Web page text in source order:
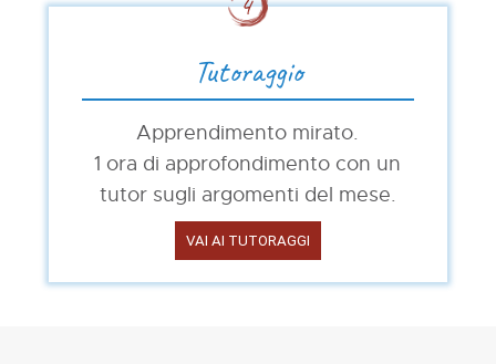
Tutoraggio
Apprendimento mirato.
1 ora di approfondimento con un
tutor sugli argomenti del mese.
VAI AI TUTORAGGI